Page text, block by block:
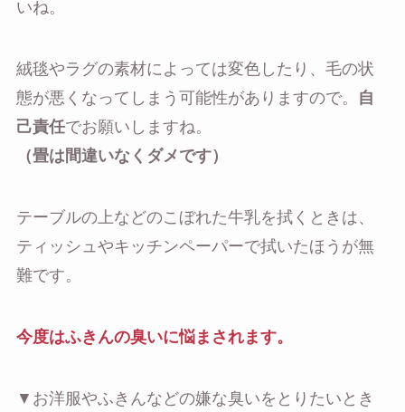
いね。
絨毯やラグの素材によっては変色したり、毛の状
態が悪くなってしまう可能性がありますので。
自
己責任でお願いしますね。
（畳は間違いなくダメです）
テーブルの上などのこぼれた牛乳を拭くときは、
ティッシュやキッチンペーパーで拭いたほうが無
難です。
今度はふきんの臭いに悩まされます。
▼お洋服やふきんなどの嫌な臭いをとりたいとき